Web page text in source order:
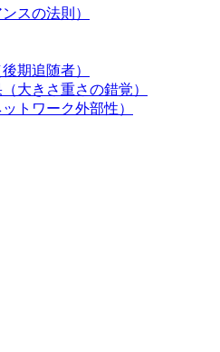
スの法則）
期追随者）
大きさ重さの錯覚）
トワーク外部性）